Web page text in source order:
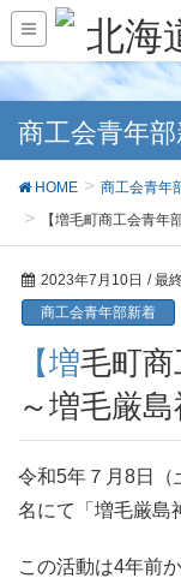
商工会青年
HOME
商工会青年
【増毛町商工会青年
2023年7月10日 / 最
商工会青年部新着
【増毛町商工会青年部】絆感謝運動
～増毛厳
令和5年７月8日（
名にて「増毛厳島
この活動は4年前